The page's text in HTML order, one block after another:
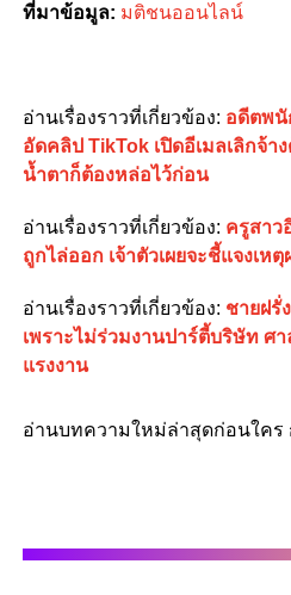
ที่มาข้อมูล: มติชนออนไลน์
อ่านเรื่องราวที่เกี่ยวข้อง: อดีตพนั
อัดคลิป TikTok เปิดอีเมลเลิกจ้า
น้ำตาก็ต้องหล่อไว้ก่อน
อ่านเรื่องราวที่เกี่ยวข้อง: ครูสาว
ถูกไล่ออก เจ้าตัวเผยจะชี้แจงเห
อ่านเรื่องราวที่เกี่ยวข้อง: ชายฝรั่
เพราะไม่ร่วมงานปาร์ตี้บริษัท ศ
แรงงาน
อ่านบทความใหม่ล่าสุดก่อนใคร